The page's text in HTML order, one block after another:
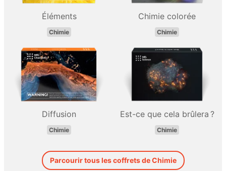
Éléments
Chimie
Chimie colorée
Chimie
Diffusion
Chimie
Est-ce que cela brûlera ?
Chimie
Parcourir tous les coffrets de Chimie